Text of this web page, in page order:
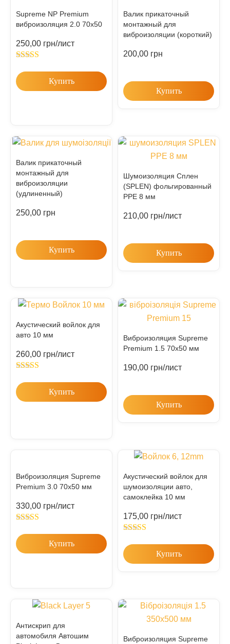
Supreme NP Premium
виброизоляция 2.0 70х50
250,00 грн/лист
out of 5
Купить
Валик прикаточный
монтажный для
виброизоляции (короткий)
200,00 грн
Купить
Валик прикаточный
монтажный для
виброизоляции
(удлиненный)
250,00 грн
Купить
Шумоизоляция Сплен
(SPLEN) фольгированный
PPE 8 мм
210,00 грн/лист
Купить
Акустический войлок для
авто 10 мм
260,00 грн/лист
out of 5
Купить
Виброизоляция Supreme
Premium 1.5 70х50 мм
190,00 грн/лист
Купить
Виброизоляция Supreme
Premium 3.0 70х50 мм
330,00 грн/лист
out of 5
Купить
Акустический войлок для
шумоизоляции авто,
самоклейка 10 мм
175,00 грн/лист
out of 5
Купить
Антискрип для
автомобиля Автошим
Виброизоляция Supreme